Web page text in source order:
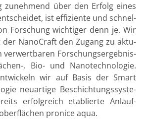
zu­neh­mend über den Er­folg eines
ist ef­fi­zi­en­te und schnel­
For­schung wich­ti­ger denn je. Wir
Na­no­Craft den Zu­gang zu ak­tu­
ver­wert­ba­ren For­schungs­er­geb­nis­
, Bio- und Na­no­tech­no­lo­gie.
wir auf Basis der Smart
neu­ar­ti­ge Be­schich­tungs­sys­te­
er­folg­reich eta­blier­te An­lauf­
pro­nice aqua.